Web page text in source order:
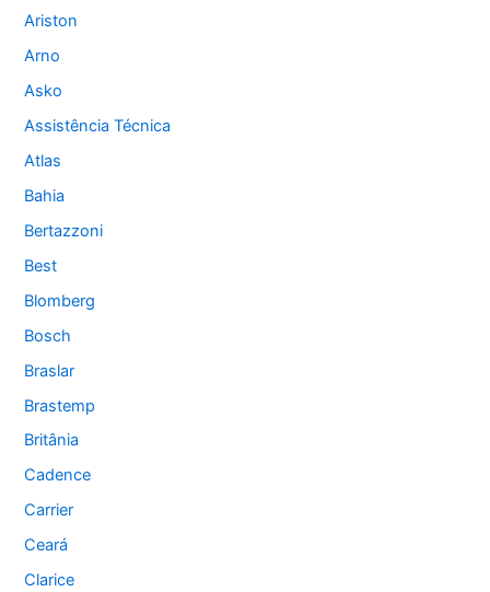
Ariston
Arno
Asko
Assistência Técnica
Atlas
Bahia
Bertazzoni
Best
Blomberg
Bosch
Braslar
Brastemp
Britânia
Cadence
Carrier
Ceará
Clarice